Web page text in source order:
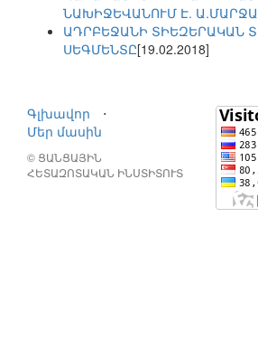
ՆԱԽԻՋԵՎԱՆՈՒՄ Է.
ԱԴՐԲԵՋԱՆԻ ՏԻԵԶԵՐԱԿԱՆ
ՍԵԳՄԵՆՏԸ[19.02.2018]
Գլխավոր
⋅
Մեր մասին
© ՑԱՆՑԱՅԻՆ
ՀԵՏԱԶՈՏԱԿԱՆ ԻՆՍՏԻՏՈՒՏ